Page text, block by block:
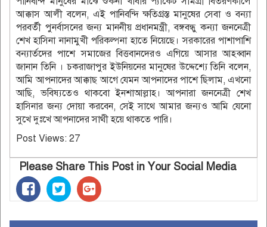
আক্কাস আলী বলেন, এই পানিবন্দি ক্ষতিগ্রস্ত মানুষের সেবা ও বন্যা
পরবর্তী পুনর্বাসনের জন্য মাননীয় প্রধানমন্ত্রী, বঙ্গবন্ধু কন্যা জননেত্রী
শেখ হাসিনা নানামুখী পরিকল্পনা হাতে নিয়েছে। সরকারের পাশাপাশি
বন্যার্তদের পাশে সমাজের বিত্তবানদেরও এগিয়ে আসার আহব্বান
জানান তিনি । চকরাজাপুর ইউনিয়নের মানুষের উদ্দেশ্যে তিনি বলেন,
আমি আপনাদের আক্কাছ আগে যেমন আপনাদের পাশে ছিলাম, এখনো
আছি, ভবিষ্যতেও থাকবো ইনশাআল্লাহ। আপনারা জননেত্রী শেখ
হাসিনার জন্য দোয়া করবেন, সেই সাথে আমার জন্যও আমি যেনো
সুখে দুঃখে আপনাদের সাথী হয়ে থাকতে পারি।
Post Views: 27
Please Share This Post in Your Social Media